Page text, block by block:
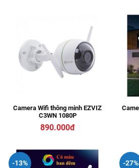
Camera Wifi thông minh EZVIZ
C3WN 1080P
890.000đ
-13% -27%